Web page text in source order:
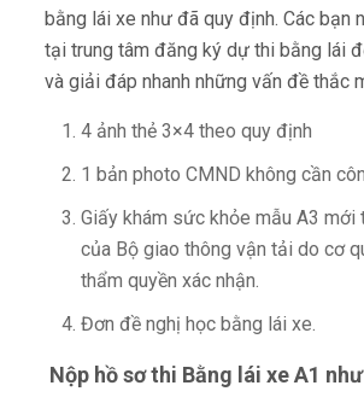
bằng lái xe như đã quy định. Các bạn
tại trung tâm đăng ký dự thi bằng lái
và giải đáp nhanh những vấn đề thắc
4 ảnh thẻ 3×4 theo quy định
1 bản photo CMND không cần
Giấy khám sức khỏe mẫu A3 mới
của Bộ giao thông vận tải do cơ
thẩm quyền xác nhận.
Đơn đề nghị học bằng lái xe.
Nộp hồ sơ thi Bằng lái xe A1